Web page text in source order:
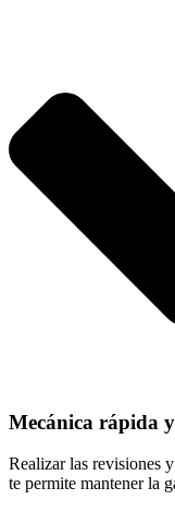
Mecánica rápida
Realizar las revisiones
te permite mantener la